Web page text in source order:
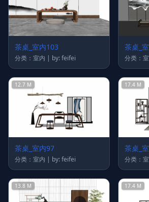
茶桌_室内103
分类：室内 | by: feifei
茶桌_
12.7 M
茶桌_室内97
分类：室内 | by: feifei
17.4 M
茶桌_
13.8 M 17.4 M